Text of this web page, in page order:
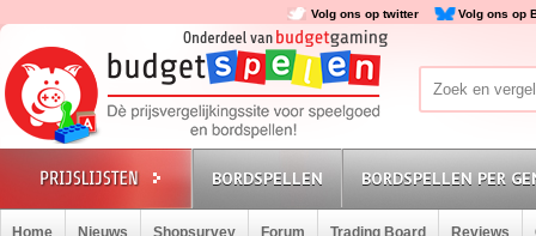
Volg ons op twitter Volg ons op
BORDSPELLEN BORDSPELLEN PER
Home Nieuws Shopsurvey Forum Trading Board Reviews